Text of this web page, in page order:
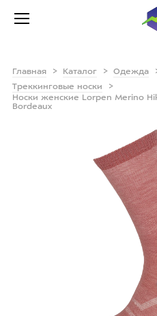
Главная Каталог Одежда
Треккинговые носки
Носки женские Lorpen Merino
Bordeaux